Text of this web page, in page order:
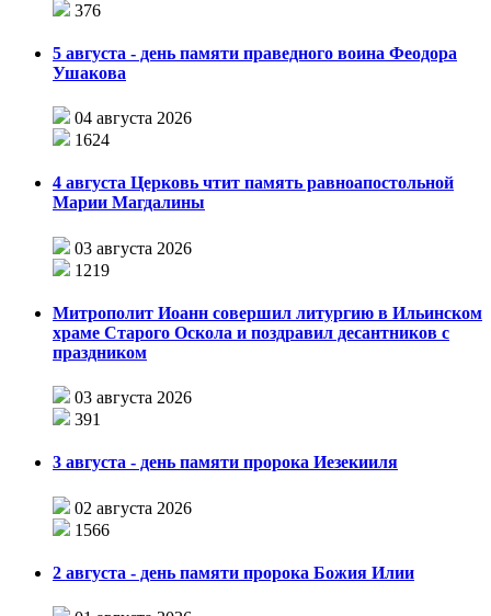
376
5 августа - день памяти праведного воина Феодора
Ушакова
04 августа 2026
1624
4 августа Церковь чтит память равноапостольной
Марии Магдалины
03 августа 2026
1219
Митрополит Иоанн совершил литургию в Ильинском
храме Старого Оскола и поздравил десантников с
праздником
03 августа 2026
391
3 августа - день памяти пророка Иезекииля
02 августа 2026
1566
2 августа - день памяти пророка Божия Илии